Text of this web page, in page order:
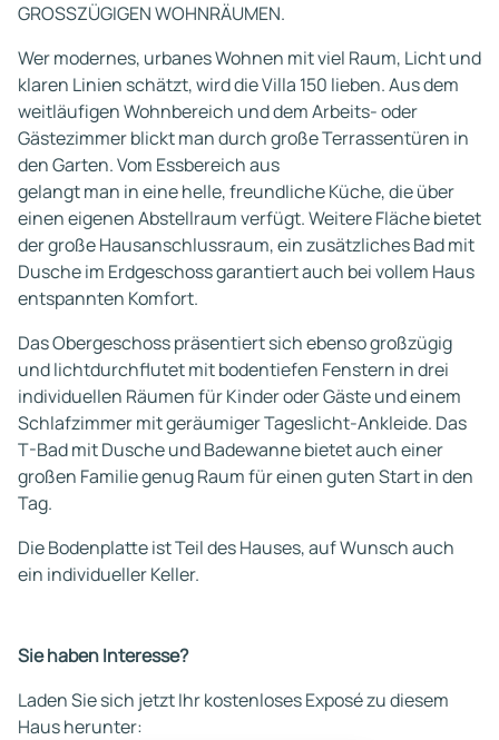
GROSSZÜGIGEN WOHNRÄUMEN.
Wer modernes, urbanes Wohnen mit viel Raum, Licht und
klaren Linien schätzt, wird die Villa 150 lieben. Aus dem
weitläufigen Wohnbereich und dem Arbeits- oder
Gästezimmer blickt man durch große Terrassentüren in
den Garten. Vom Essbereich aus
gelangt man in eine helle, freundliche Küche, die über
einen eigenen Abstellraum verfügt. Weitere Fläche bietet
der große Hausanschlussraum, ein zusätzliches Bad mit
Dusche im Erdgeschoss garantiert auch bei vollem Haus
entspannten Komfort.
Das Obergeschoss präsentiert sich ebenso großzügig
und lichtdurchflutet mit bodentiefen Fenstern in drei
individuellen Räumen für Kinder oder Gäste und einem
Schlafzimmer mit geräumiger Tageslicht-Ankleide. Das
T-Bad mit Dusche und Badewanne bietet auch einer
großen Familie genug Raum für einen guten Start in den
Tag.
Die Bodenplatte ist Teil des Hauses, auf Wunsch auch
ein individueller Keller.
Sie haben Interesse?
Laden Sie sich jetzt Ihr kostenloses Exposé zu diesem
Haus herunter: